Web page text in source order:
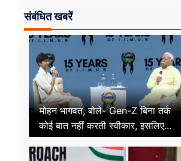
संबंधित खबरें
मोहन भागवत, बोले- Gen-Z बिना तर्क
कोई बात नहीं करती स्वीकार, इसलिए...